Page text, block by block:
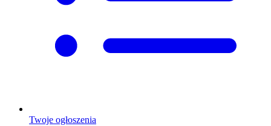
Twoje ogłoszenia